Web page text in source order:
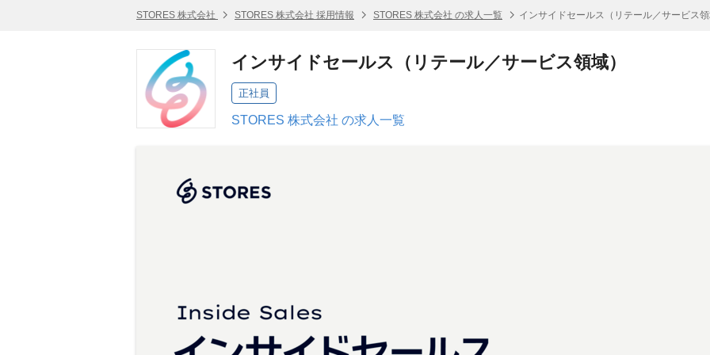
STORES 株式会社 STORES 株式会社 採用情報 STORES 株式会社 の求人一覧 インサイドセールス（リテール／サービス
インサイドセールス（リテール／サービス領域）
正社員
STORES 株式会社 の求人一覧